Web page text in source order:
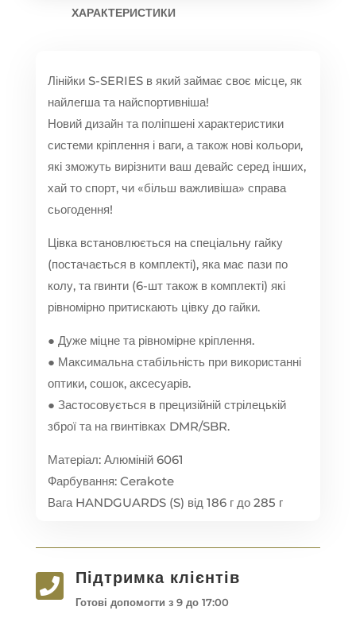
ХАРАКТЕРИСТИКИ
Лінійки S-SERIES в який займає своє місце, як
найлегша та найспортивніша!
Новий дизайн та поліпшені характеристики
системи кріплення і ваги, а також нові кольори,
які зможуть вирізнити ваш девайс серед інших,
хай то спорт, чи «більш важливіша» справа
сьогодення!
Цівка встановлюється на спеціальну гайку
(постачається в комплекті), яка має пази по
колу, та гвинти (6-шт також в комплекті) які
рівномірно притискають цівку до гайки.
● Дуже міцне та рівномірне кріплення.
● Максимальна стабільність при використанні
оптики, сошок, аксесуарів.
● Застосовується в прецизійній стрілецькій
зброї та на гвинтівках DMR/SBR.
Матеріал: Алюміній 6061
Фарбування: Cerakote
Вага HANDGUARDS (S) від 186 г до 285 г
 Підтримка клієнтів
Готові допомогти з 9 до 17:00